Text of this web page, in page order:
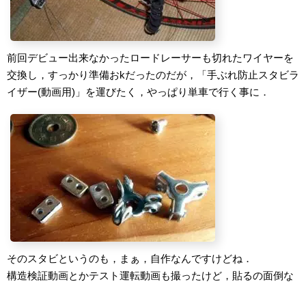
前回デビュー出来なかったロードレーサーも切れたワイヤーを
交換し，すっかり準備おkだったのだが，「手ぶれ防止スタビラ
イザー(動画用)」を運びたく，やっぱり単車で行く事に．
そのスタビというのも，まぁ，自作なんですけどね．
構造検証動画とかテスト運転動画も撮ったけど，貼るの面倒な